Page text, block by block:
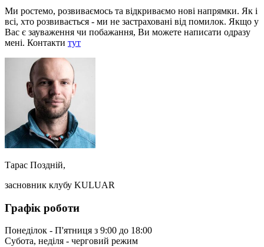
Ми ростемо, розвиваємось та відкриваємо нові напрямки. Як і
всі, хто розвивається - ми не застраховані від помилок. Якщо у
Вас є зауваження чи побажання, Ви можете написати одразу
мені. Контакти тут
Тарас Поздній,
засновник клубу KULUAR
Графік роботи
Понеділок - П'ятниця з 9:00 до 18:00
Субота, неділя - черговий режим